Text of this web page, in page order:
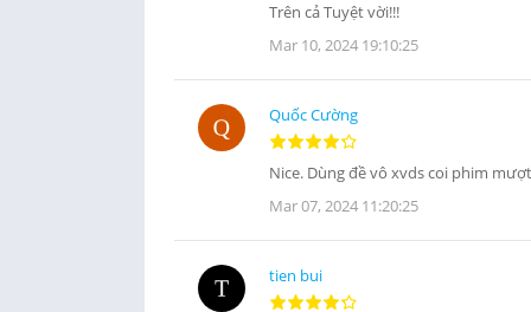
Trên cả Tuyệt vời!!!
Mar 10, 2024 19:10:25
Quốc Cường
Nice. Dùng đề vô xvds coi phim
Mar 07, 2024 11:20:25
tien bui